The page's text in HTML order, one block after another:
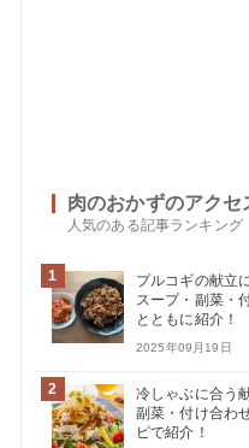
肉のおかずのアクセ
人気のある記事ランキング
1
プルコギの献立
スープ・副菜・
とともに紹介！
2025年09月19日
2
冷しゃぶに合う
副菜・付け合わ
ピで紹介！